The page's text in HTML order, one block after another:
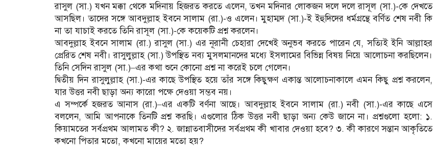
রাসুল (সা.) যখন মক্কা থেকে মদিনায় হিজরত করতে এলেন, তখন মদিনার লোকজন দলে দলে রাসূল (সা.)-কে দেখতে
আসছিল। তাদের সঙ্গে আবদুল্লাহ ইবনে সালাম (রা.)-ও এলেন। মুহাম্মদ (সা.)-ই ইহুদিদের ধর্মগ্রন্থে বর্ণিত শেষ নবী কি
না তা যাচাই করতে তিনি রাসূল (সা.)-কে কয়েকটি প্রশ্ন করলেন।
আবদুল্লাহ ইবনে সালাম (রা.) রাসুল (সা.) এর নূরানী চেহারা দেখেই অনুভব করতে পারেন যে, সত্যিই ইনি আল্লাহর
প্রেরিত শেষ নবী। রাসুলুল্লাহ (সা.) উপস্থিত নব্য মুসলমানদের মধ্যে ইসলামের বিভিন্ন বিষয় নিয়ে আলোচনা করছিলেন।
তিনি সেদিন রাসুল (সা.)–এর কথা শুনে কোনো প্রশ্ন না করেই চলে গেলেন।
দ্বিতীয় দিন রাসুলুল্লাহ (সা.)-এর কাছে উপস্থিত হয়ে তাঁর সঙ্গে কিছুক্ষণ একান্ত আলোচনাকালে এমন কিছু প্রশ্ন করলেন,
যার উত্তর নবী ছাড়া অন্য কারো পক্ষে দেওয়া সম্ভব নয়।
এ সম্পর্কে হজরত আনাস (রা.)–এর একটি বর্ণনা আছে। আবদুল্লাহ ইবনে সালাম (রা.) নবী (সা.)-এর কাছে এসে
বললেন, আমি আপনাকে তিনটি প্রশ্ন করছি। এগুলোর ঠিক উত্তর নবী ছাড়া অন্য কেউ জানে না। প্রশ্নগুলো হলো: ১.
কিয়ামতের সর্বপ্রথম আলামত কী? ২. জান্নাতবাসীদের সর্বপ্রথম কী খাবার দেওয়া হবে? ৩. কী কারণে সন্তান আকৃতিতে
কখনো পিতার মতো, কখনো মায়ের মতো হয়?